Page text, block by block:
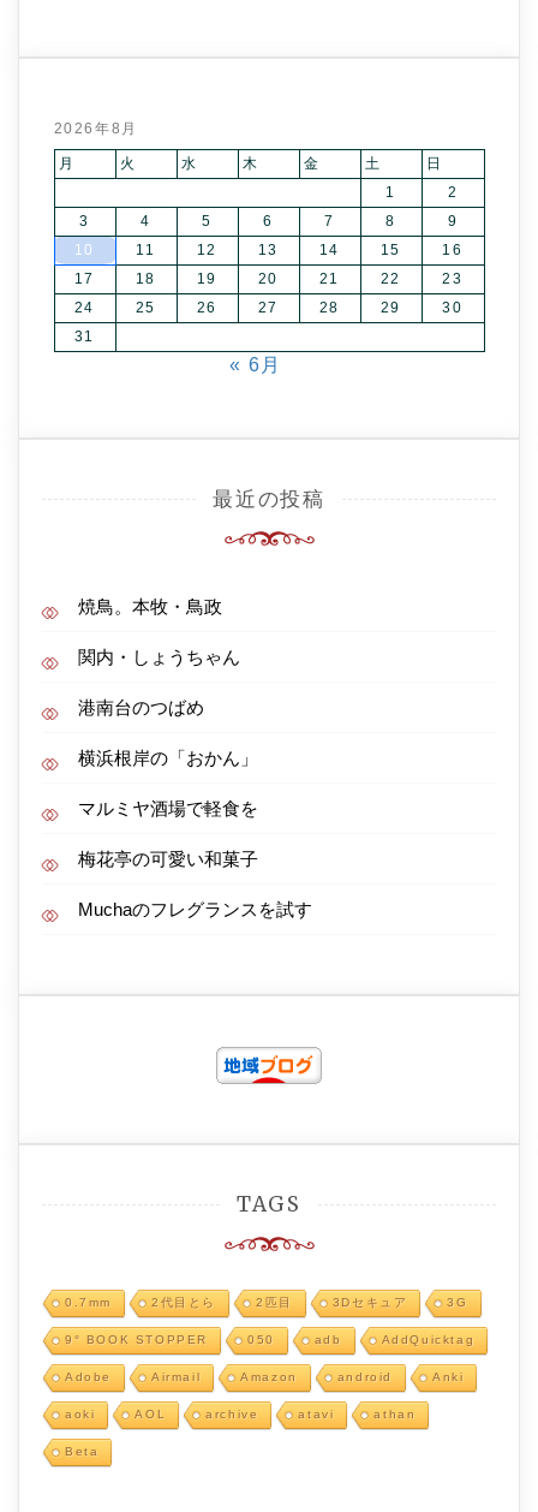
2026年8月
月 火 水 木 金 土
日
1
2
3
4 5 6 7 8
9
10
11 12 13 14 15
16
17
18 19 20 21 22
23
24
25 26 27 28 29
30
31
« 6月
最近の投稿
焼鳥。本牧・鳥政
関内・しょうちゃん
港南台のつばめ
横浜根岸の「おかん」
マルミヤ酒場で軽食を
梅花亭の可愛い和菓子
Muchaのフレグランスを試す
TAGS
0.7mm 2代目とら 2匹目 3Dセキュア 3G
9° BOOK STOPPER 050 adb AddQuicktag
Adobe Airmail Amazon android Anki
aoki AOL archive atavi athan
Beta